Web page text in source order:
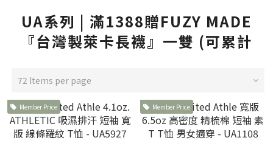
UA系列 | 滿1388贈FUZY MADE
『台灣製萊卡長襪』一雙 (可累計
72 Items per page
Member Price Member Price